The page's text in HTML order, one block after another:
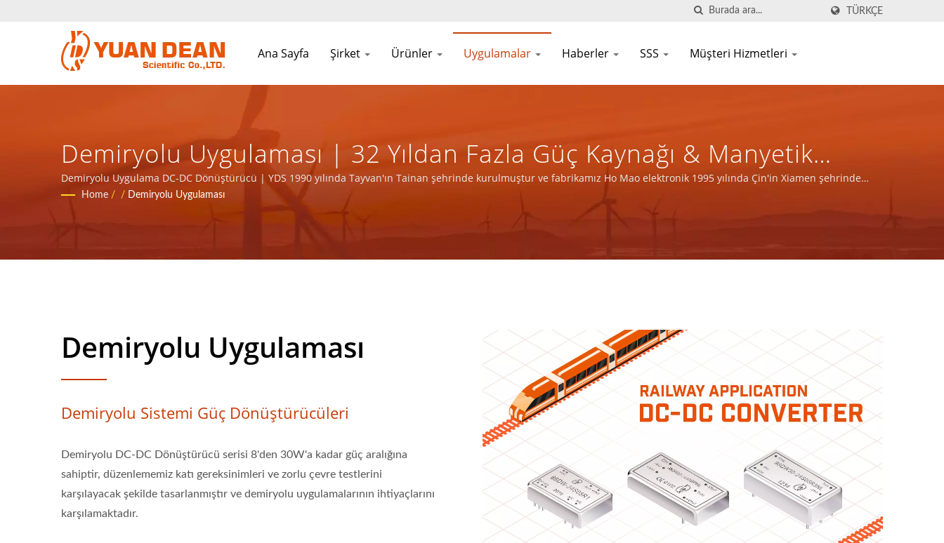
TÜRKÇE
Ana Sayfa Şirket Ürünler Uygulamalar Haberler SSS Müşteri Hizmetleri
Demiryolu Uygulaması | 32 Yıldan Fazla Güç Kaynağı & Manyetik
Bileşenler Üreticisi | YUAN DEAN SCIENTIFIC CO., LTD.
Demiryolu Uygulama DC-DC Dönüştürücü | YDS 1990 yılında Tayvan'ın Tainan şehrinde kurulmuştur ve fabrikamız Ho Mao elektronik 1995 yılında Çin'in Xiamen şehrinde
kurulmuştur. ISO 9001, ISO 14001 ve IATF16949 sertifikalı lider elektronik üreticisiyiz.
Home / / Demiryolu Uygulaması
Demiryolu Uygulaması
Demiryolu Sistemi Güç Dönüştürücüleri
Demiryolu DC-DC Dönüştürücü serisi 8'den 30W'a kadar güç aralığına
sahiptir, düzenlememiz katı gereksinimleri ve zorlu çevre testlerini
karşılayacak şekilde tasarlanmıştır ve demiryolu uygulamalarının ihtiyaçlarını
karşılamaktadır.